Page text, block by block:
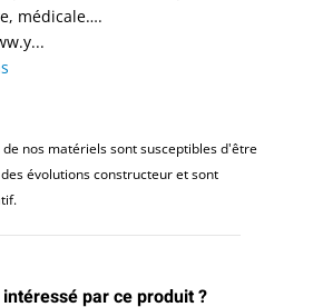
médicale….
nos matériels sont susceptibles d'être
évolutions constructeur et sont
par ce produit ?